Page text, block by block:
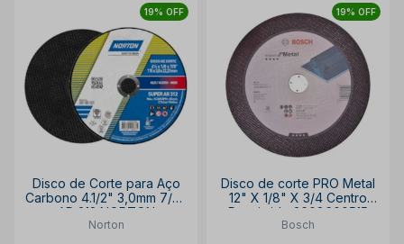
19% OFF
Disco de Corte para Aço
Carbono 4.1/2" 3,0mm 7/8"
AR 312 NORTON
Norton
19% OFF
Disco de corte PRO Metal
12" X 1/8" X 3/4 Centro
Deprimido 2608600515
BOSCH
Bosch